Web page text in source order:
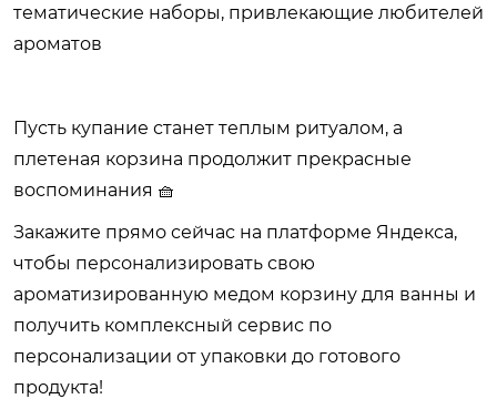
тематические наборы, привлекающие любителей
ароматов
Пусть купание станет теплым ритуалом, а
плетеная корзина продолжит прекрасные
воспоминания 🧺
Закажите прямо сейчас на платформе Яндекса,
чтобы персонализировать свою
ароматизированную медом корзину для ванны и
получить комплексный сервис по
персонализации от упаковки до готового
продукта!